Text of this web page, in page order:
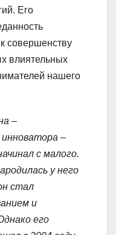
Его
совершенству
влиятельных
нашего
–
инноватора –
с малого.
у него
стал
и
его